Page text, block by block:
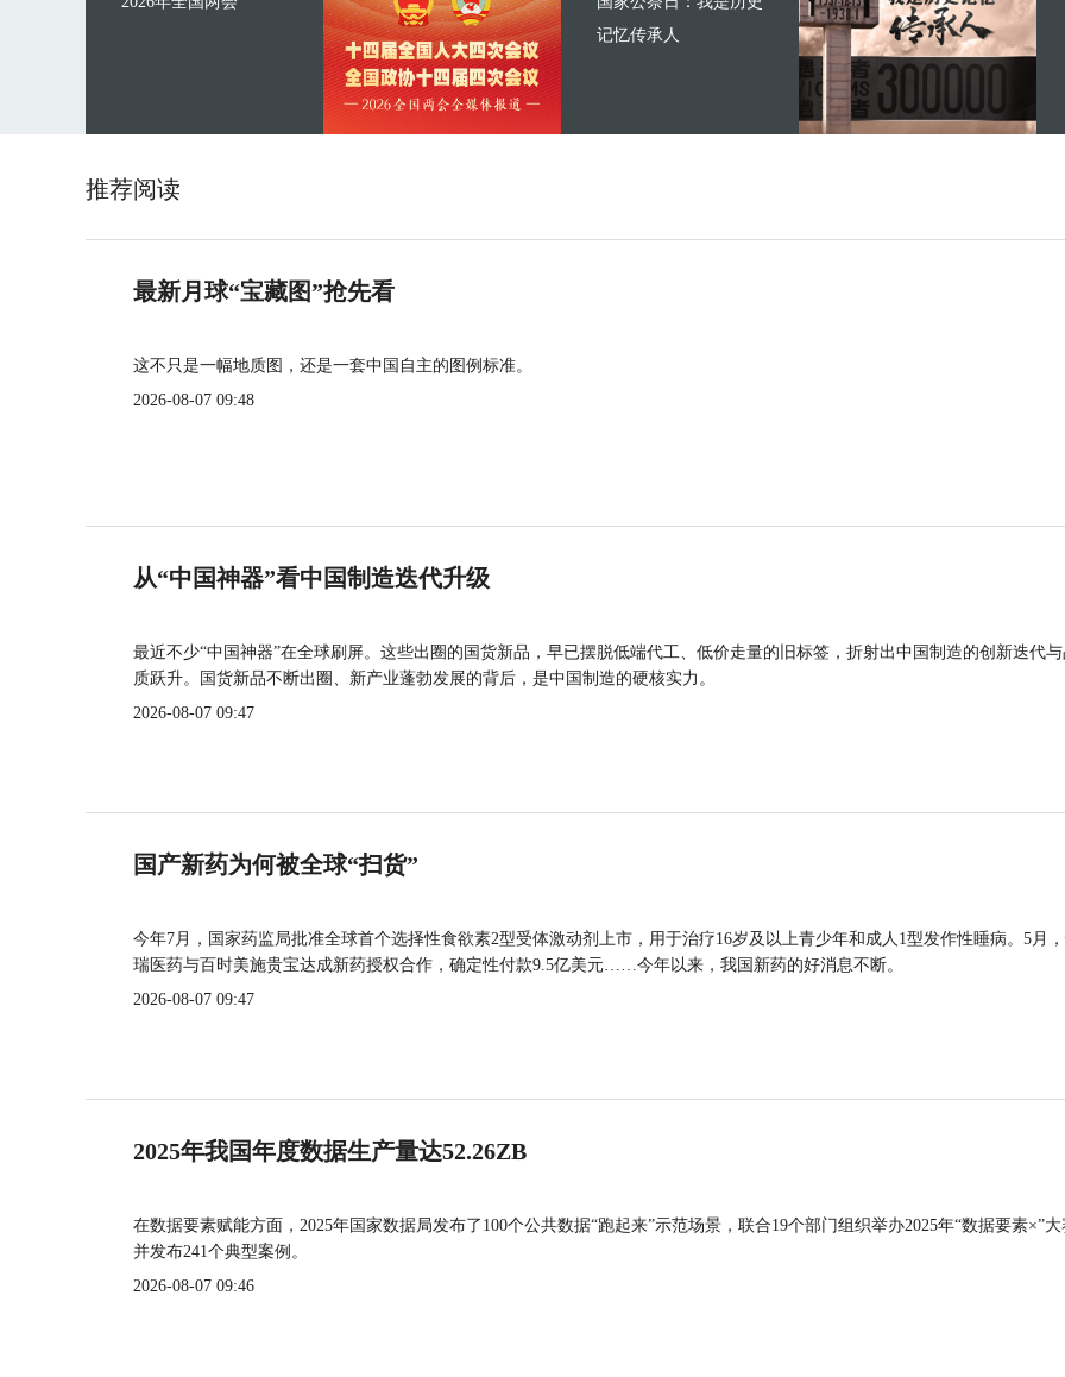
记忆传承人
推荐阅读
最新月球“宝藏图”抢先看
这不只是一幅地质图，还是一套中国自主的图例标准。
2026-08-07 09:48
从“中国神器”看中国制造迭代升级
最近不少“中国神器”在全球刷屏。这些出圈的国货新品，早已摆脱低端代工、低价走量的旧标签，折射出中国制造的创新迭代
质跃升。国货新品不断出圈、新产业蓬勃发展的背后，是中国制造的硬核实力。
2026-08-07 09:47
国产新药为何被全球“扫货”
今年7月，国家药监局批准全球首个选择性食欲素2型受体激动剂上市，用于治疗16岁及以上青少年和成人1型发作性睡病。5月
瑞医药与百时美施贵宝达成新药授权合作，确定性付款9.5亿美元……今年以来，我国新药的好消息不断。
2026-08-07 09:47
2025年我国年度数据生产量达52.26ZB
在数据要素赋能方面，2025年国家数据局发布了100个公共数据“跑起来”示范场景，联合19个部门组织举办2025年“数据要素×”大
并发布241个典型案例。
2026-08-07 09:46